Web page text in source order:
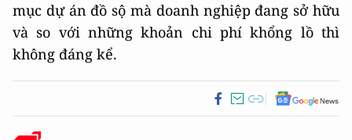
mục dự án đồ sộ mà doanh nghiệp đang sở hữu
và so với những khoản chi phí khổng lồ thì
không đáng kể.